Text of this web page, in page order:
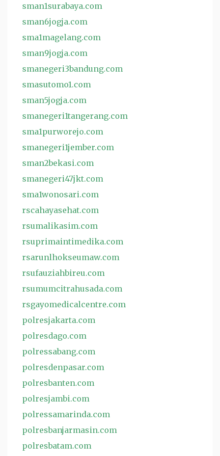
sman1surabaya.com
sman6jogja.com
sma1magelang.com
sman9jogja.com
smanegeri3bandung.com
smasutomo1.com
sman5jogja.com
smanegeri1tangerang.com
sma1purworejo.com
smanegeri1jember.com
sman2bekasi.com
smanegeri47jkt.com
sma1wonosari.com
rscahayasehat.com
rsumalikasim.com
rsuprimaintimedika.com
rsarunlhokseumaw.com
rsufauziahbireu.com
rsumumcitrahusada.com
rsgayomedicalcentre.com
polresjakarta.com
polresdago.com
polressabang.com
polresdenpasar.com
polresbanten.com
polresjambi.com
polressamarinda.com
polresbanjarmasin.com
polresbatam.com